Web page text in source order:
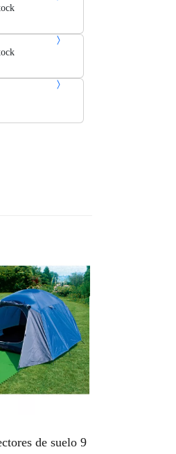
de suelo 9